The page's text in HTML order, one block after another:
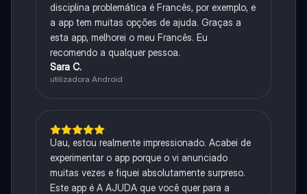
disciplina problemática é Francês, por exemplo, e
a app tem muitas opções de ajuda. Graças a
esta app, melhorei o meu Francês. Eu
recomendo a qualquer pessoa.
Sara C.
utilizadora Android
Uau, estou realmente impressionado. Acabei de
experimentar o app porque o vi anunciado
muitas vezes e fiquei absolutamente surpreso.
Este app é A AJUDA que você quer para a